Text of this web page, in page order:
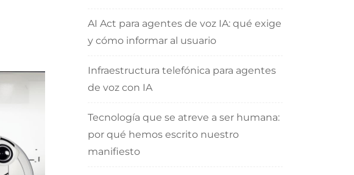
AI Act para agentes de voz IA: qué exige
y cómo informar al usuario
Infraestructura telefónica para agentes
de voz con IA
Tecnología que se atreve a ser humana:
por qué hemos escrito nuestro
manifiesto